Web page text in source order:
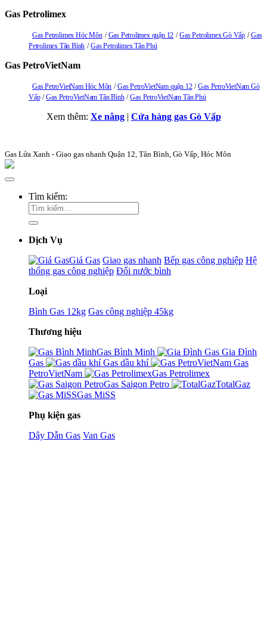
Gas Petrolimex
Gas Petrolimex Hóc Môn Gas Petrolimex quận 12 Gas Petrolimex Gò Vấp
Gas
Petrolimex Tân Bình
Gas Petrolimex Tân Phú
Gas PetroVietNam
Gas PetroVietNam Hóc Môn Gas PetroVietNam quận 12
Gas PetroVietNam Gò
Vấp
Gas PetroVietNam Tân Bình Gas PetroVietNam Tân Phú
Xem thêm: Xe nâng| Cửa hàng gas Gò Vấp
Gas Lửa Xanh - Giao gas nhanh Quận 12, Tân Bình, Gò Vấp, Hóc Môn
Tìm kiếm:
Dịch Vụ
Giá Gas Giao gas nhanh Bếp gas công nghiệp Hệ
thống gas công nghiệp Đổi nước bình
Loại
Bình Gas 12kg Gas công nghiệp 45kg
Thương hiệu
Gas Bình Minh
Gia Đình
Gas
Gas dầu khí
Gas
PetroVietNam
Gas Petrolimex
Gas Saigon Petro
TotalGaz
Gas MiSS
Phụ kiện gas
Dây Dẫn Gas Van Gas